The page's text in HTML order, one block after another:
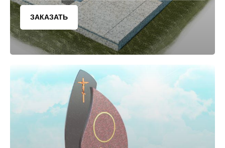
ЗАКАЗАТЬ